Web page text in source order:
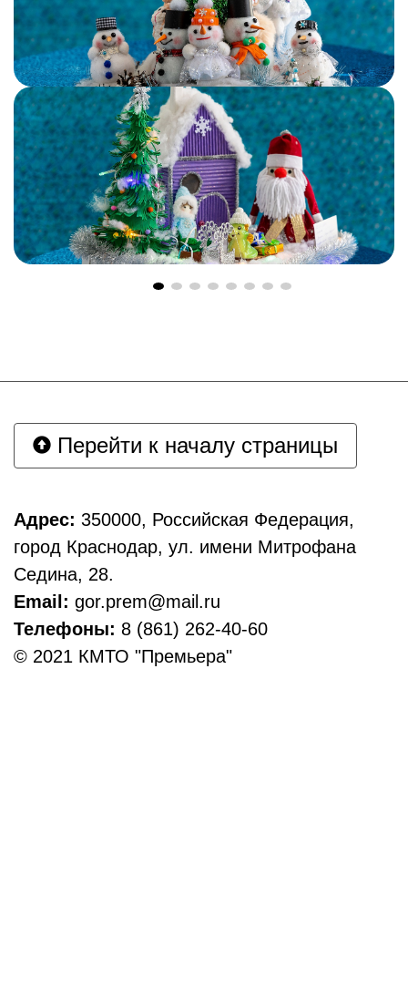
Перейти к началу страницы
Адрес: 350000, Российская Федерация,
город Краснодар, ул. имени Митрофана
Седина, 28.
Email: gor.prem@mail.ru
Телефоны: 8 (861) 262-40-60
© 2021 КМТО "Премьера"